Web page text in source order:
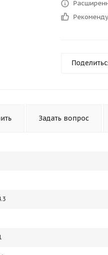
Задать вопрос